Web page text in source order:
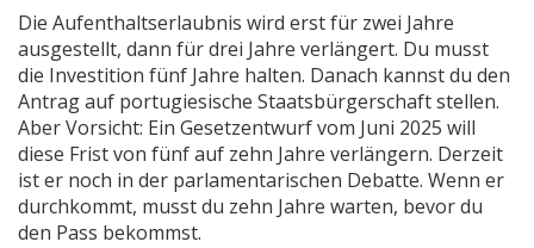
Die Aufenthaltserlaubnis wird erst für zwei Jahre
ausgestellt, dann für drei Jahre verlängert. Du musst
die Investition fünf Jahre halten. Danach kannst du den
Antrag auf portugiesische Staatsbürgerschaft stellen.
Aber Vorsicht: Ein Gesetzentwurf vom Juni 2025 will
diese Frist von fünf auf zehn Jahre verlängern. Derzeit
ist er noch in der parlamentarischen Debatte. Wenn er
durchkommt, musst du zehn Jahre warten, bevor du
den Pass bekommst.